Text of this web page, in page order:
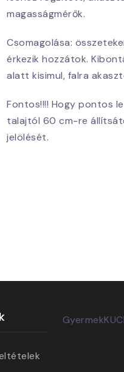
magasságmérők.
Csomagolása:
érkezik hozzátok.
alatt kisimul, falra
Fontos!!!! Hogy pontos
talajtól 60 cm-re
jelölését.